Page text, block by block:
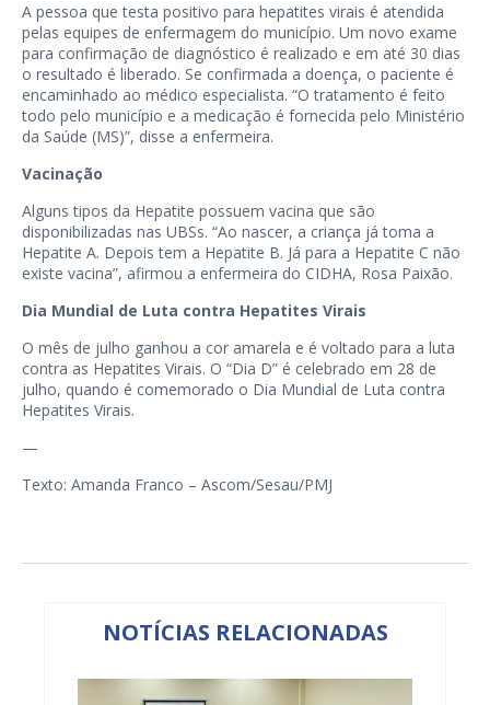
A pessoa que testa positivo para hepatites virais é atendida
pelas equipes de enfermagem do município. Um novo exame
para confirmação de diagnóstico é realizado e em até 30 dias
o resultado é liberado. Se confirmada a doença, o paciente é
encaminhado ao médico especialista. “O tratamento é feito
todo pelo município e a medicação é fornecida pelo Ministério
da Saúde (MS)”, disse a enfermeira.
Vacinação
Alguns tipos da Hepatite possuem vacina que são
disponibilizadas nas UBSs. “Ao nascer, a criança já toma a
Hepatite A. Depois tem a Hepatite B. Já para a Hepatite C não
existe vacina”, afirmou a enfermeira do CIDHA, Rosa Paixão.
Dia Mundial de Luta contra Hepatites Virais
O mês de julho ganhou a cor amarela e é voltado para a luta
contra as Hepatites Virais. O “Dia D” é celebrado em 28 de
julho, quando é comemorado o Dia Mundial de Luta contra
Hepatites Virais.
—
Texto: Amanda Franco – Ascom/Sesau/PMJ
NOTÍCIAS RELACIONADAS